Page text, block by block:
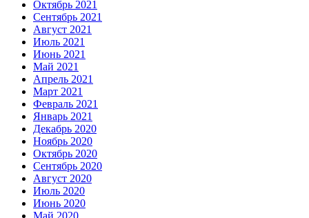
Октябрь 2021
Сентябрь 2021
Август 2021
Июль 2021
Июнь 2021
Май 2021
Апрель 2021
Март 2021
Февраль 2021
Январь 2021
Декабрь 2020
Ноябрь 2020
Октябрь 2020
Сентябрь 2020
Август 2020
Июль 2020
Июнь 2020
Май 2020